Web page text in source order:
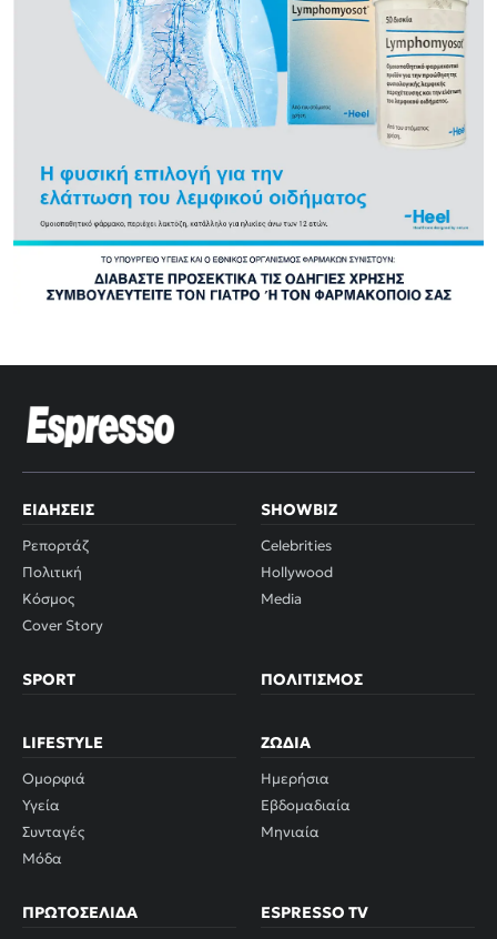
ΕΙΔΉΣΕΙΣ
Ρεπορτάζ
Πολιτική
Κόσμος
Cover Story
SHOWBIZ
Celebrities
Hollywood
Media
SPORT ΠΟΛΙΤΙΣΜΌΣ
LIFESTYLE
Ομορφιά
Υγεία
Συνταγές
Μόδα
ΖΏΔΙΑ
Ημερήσια
Εβδομαδιαία
Μηνιαία
ΠΡΩΤΟΣΈΛΙΔΑ ESPRESSO TV